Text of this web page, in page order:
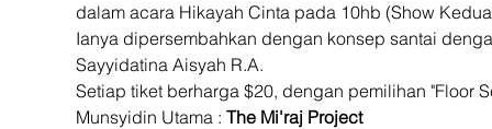
dalam acara Hikayah Cinta pada 10hb (Show
Ianya dipersembahkan dengan konsep santai
Sayyidatina Aisyah R.A.
Setiap tiket berharga $20, dengan pemilihan "Floor
Munsyidin Utama : The Mi'raj Project